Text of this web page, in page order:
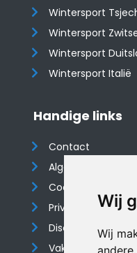
Wij
Wij
Wintersport
Wintersport
Wintersport
Wintersport Italië
Handige links
Contact
Algemene
Cookieverklaring
Privacyverklaring
Disclaimer
Vakantiehuis